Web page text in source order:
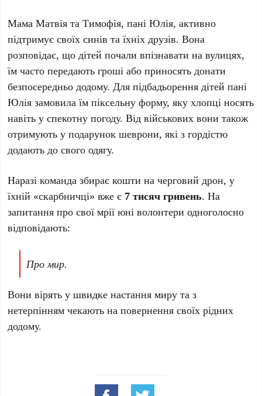
Мама Матвія та Тимофія, пані Юлія, активно
підтримує своїх синів та їхніх друзів. Вона
розповідає, що дітей почали впізнавати на вулицях,
їм часто передають гроші або приносять донати
безпосередньо додому. Для підбадьорення дітей пані
Юлія замовила їм піксельну форму, яку хлопці носять
навіть у спекотну погоду. Від військових вони також
отримують у подарунок шеврони, які з гордістю
додають до свого одягу.
Наразі команда збирає кошти на черговий дрон, у
їхній «скарбничці» вже є 7 тисяч гривень. На
запитання про свої мрії юні волонтери одноголосно
відповідають:
Про мир.
Вони вірять у швидке настання миру та з
нетерпінням чекають на повернення своїх рідних
додому.